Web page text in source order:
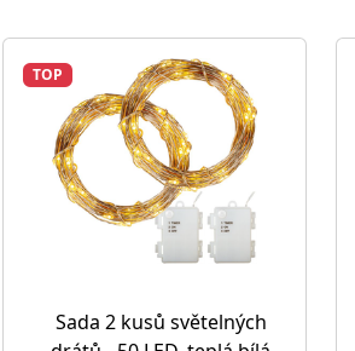
TOP
Sada 2 kusů světelných